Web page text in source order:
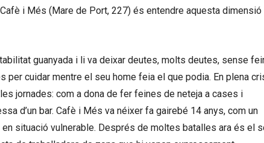
i Més (Mare de Port, 227) és entendre aquesta dimensió
guanyada i li va deixar deutes, molts deutes, sense
cuidar mentre el seu home feia el que podia. En plena
jornades: com a dona de fer feines de neteja a cases i
d’un bar. Cafè i Més va néixer fa gairebé 14 anys, com un
situació vulnerable. Després de moltes batalles ara és el